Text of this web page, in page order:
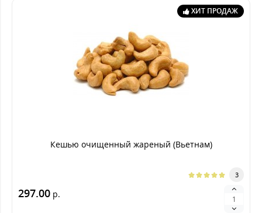
ХИТ ПРОДАЖ
Кешью очищенный жареный (Вьетнам)
3
297.00 р.